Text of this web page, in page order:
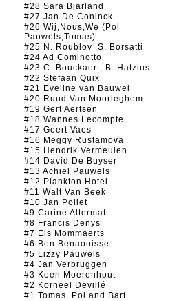
#28 Sara Bjarland
#27 Jan De Coninck
#26 Wij,Nous,We (Pol
Pauwels,Tomas)
#25 N. Roublov ,S. Borsatti
#24 Ad Cominotto
#23 C. Bouckaert, B. Hatzius
#22 Stefaan Quix
#21 Eveline van Bauwel
#20 Ruud Van Moorleghem
#19 Gert Aertsen
#18 Wannes Lecompte
#17 Geert Vaes
#16 Meggy Rustamova
#15 Hendrik Vermeulen
#14 David De Buyser
#13 Achiel Pauwels
#12 Plankton Hotel
#11 Walt Van Beek
#10 Jan Pollet
#9 Carine Altermatt
#8 Francis Denys
#7 Els Mommaerts
#6 Ben Benaouisse
#5 Lizzy Pauwels
#4 Jan Verbruggen
#3 Koen Moerenhout
#2 Korneel Devillé
#1 Tomas, Pol and Bart